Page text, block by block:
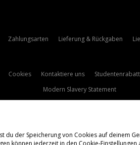
Zahlungsarten Lieferung & Rückgaben
Cookies Kontaktiere uns Studentenrabatt
Modern Slavery Statement
du der Speicherung von Cookies auf deinem
können jederzeit in den Cookie-